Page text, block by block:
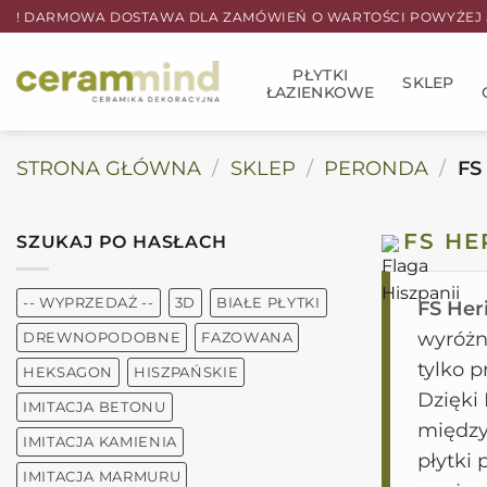
Przewiń
do
zawartości
! DARMOWA DOSTAWA DLA ZAMÓWIEŃ O WARTOŚCI POWYŻEJ
PŁYTKI
ŁAZIENKOWE
SKLEP
STRONA GŁÓWNA / SKLEP / PERONDA /
SZUKAJ PO HASŁACH
-- WYPRZEDAŻ -- 3D BIAŁE PŁYTKI
DREWNOPODOBNE FAZOWANA
HEKSAGON HISZPAŃSKIE
IMITACJA BETONU
IMITACJA KAMIENIA
IMITACJA MARMURU
FS
FS
tylko
Dzięki
płytki